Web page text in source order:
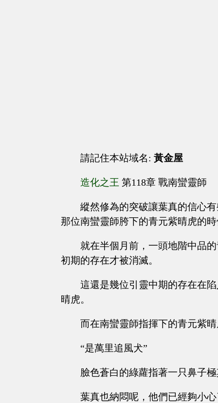
請記住本站域名: 黃金屋
造化之王 第118章 戰南蠻靈師
縱然修為的突破讓葉真的信心
那位南蠻靈師胯下的青元紫晴虎的
就在半個月前，一頭地階中品
初期的存在才被消滅。
這還是幾位引靈中期的存在在
晴虎。
而在南蠻靈師指揮下的青元紫
“是萬里追風犬”
臉色蒼白的綠蘿指著一只鼻子
葉真也納悶呢，他們已經夠小